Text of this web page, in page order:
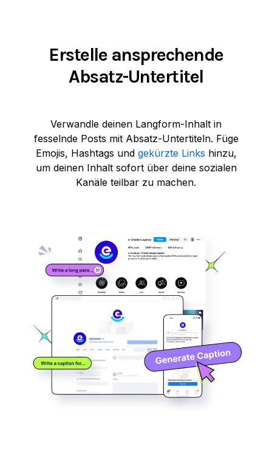
Erstelle ansprechende
Absatz-Untertitel
Verwandle deinen Langform-Inhalt in
fesselnde Posts mit Absatz-Untertiteln. Füge
Emojis, Hashtags und gekürzte Links hinzu,
um deinen Inhalt sofort über deine sozialen
Kanäle teilbar zu machen.